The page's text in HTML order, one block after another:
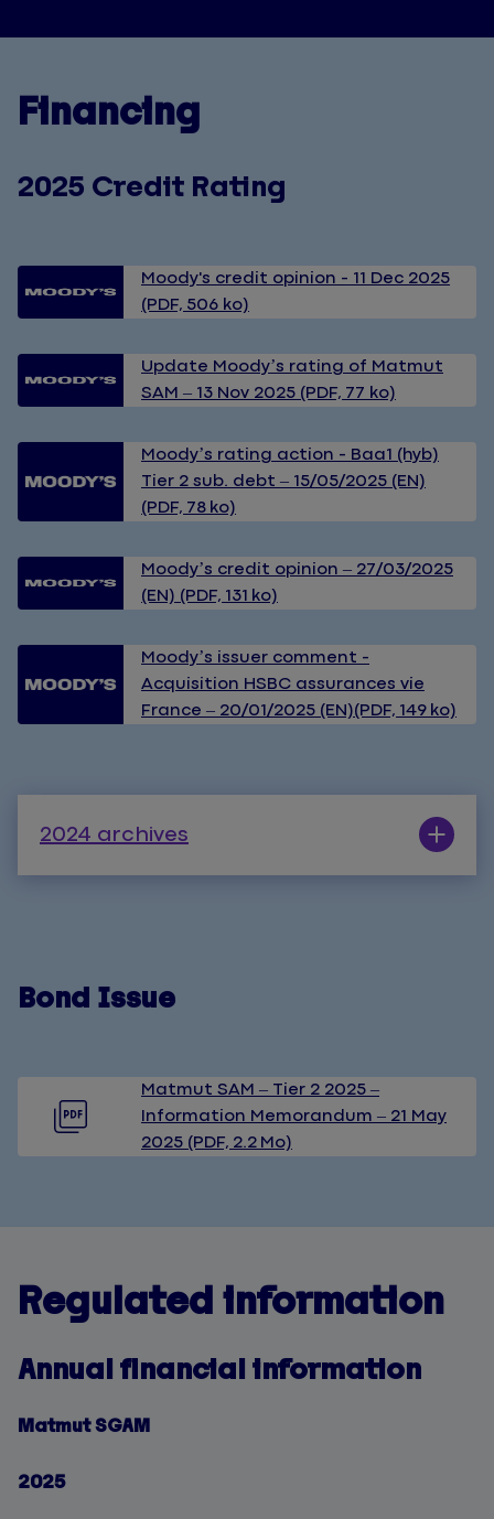
Financing
2025 Credit Rating
Moody's credit opinion - 11 Dec 2025
(PDF, 506 ko)
Update Moody’s rating of Matmut
SAM – 13 Nov 2025 (PDF, 77 ko)
Moody’s rating action - Baa1 (hyb)
Tier 2 sub. debt – 15/05/2025 (EN)
(PDF, 78 ko)
Moody’s credit opinion – 27/03/2025
(EN) (PDF, 131 ko)
Moody’s issuer comment -
Acquisition HSBC assurances vie
France – 20/01/2025 (EN)(PDF, 149 ko)
2024 archives
Bond Issue
Matmut SAM – Tier 2 2025 –
Information Memorandum – 21 May
2025 (PDF, 2.2 Mo)
Regulated information
Annual financial information
Matmut SGAM
2025